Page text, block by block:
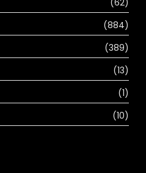
(62)
(884)
(389)
(13)
(1)
(10)